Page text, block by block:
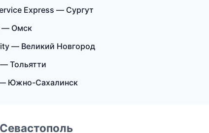
Express — Сургут
— Омск
— Великий Новгород
Тольятти
Южно-Сахалинск